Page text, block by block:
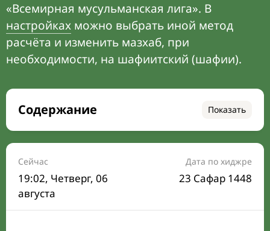
«Всемирная мусульманская лига». В
настройках можно выбрать иной метод
расчёта и изменить мазхаб, при
необходимости, на шафиитский (шафии).
Содержание Показать
Время намаза на сегодня
Расписание на месяц
Время Сухура и Ифтара на сегодня
Календарь рамадана
Сейчас
19:02, Четверг, 06
августа
Дата по хиджре
23 Сафар 1448